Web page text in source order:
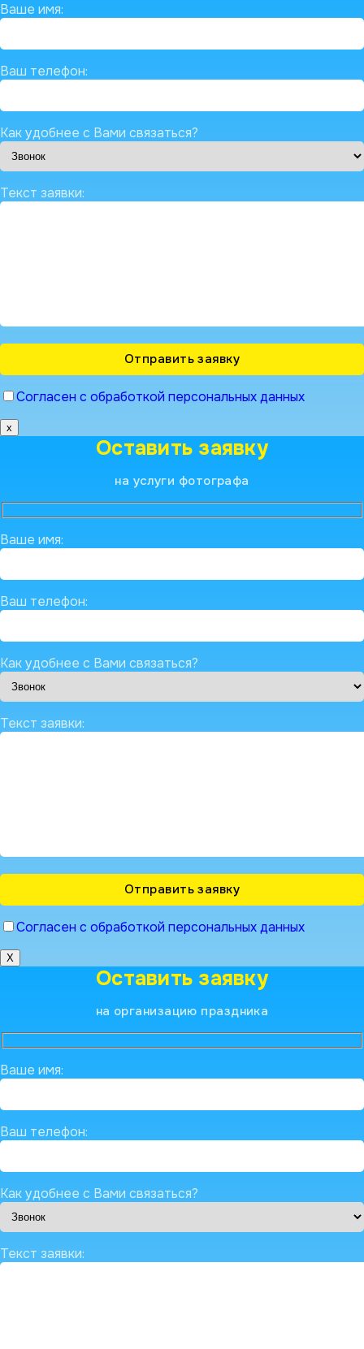
Ваше имя:
Ваш телефон:
Как удобнее с Вами связаться?
Текст заявки:
Согласен с обработкой персональных данных
x
Оставить заявку
на услуги фотографа
Ваше имя:
Ваш телефон:
Как удобнее с Вами связаться?
Текст заявки:
Согласен с обработкой персональных данных
X
Оставить заявку
на организацию праздника
Ваше имя:
Ваш телефон:
Как удобнее с Вами связаться?
Текст заявки: